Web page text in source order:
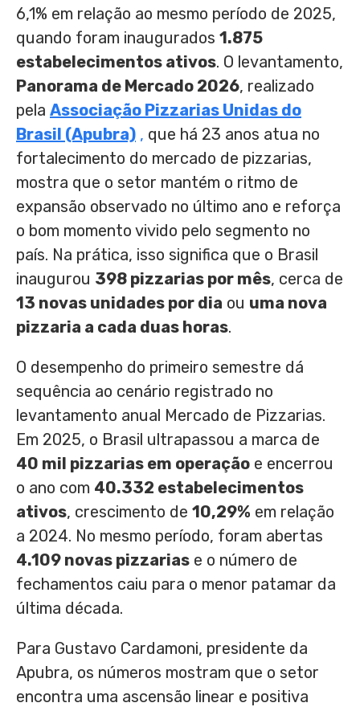
6,1% em relação ao mesmo período de 2025,
quando foram inaugurados 1.875
estabelecimentos ativos. O levantamento,
Panorama de Mercado 2026, realizado
pela Associação Pizzarias Unidas do
Brasil (Apubra) , que há 23 anos atua no
fortalecimento do mercado de pizzarias,
mostra que o setor mantém o ritmo de
expansão observado no último ano e reforça
o bom momento vivido pelo segmento no
país. Na prática, isso significa que o Brasil
inaugurou 398 pizzarias por mês, cerca de
13 novas unidades por dia ou uma nova
pizzaria a cada duas horas.
O desempenho do primeiro semestre dá
sequência ao cenário registrado no
levantamento anual Mercado de Pizzarias.
Em 2025, o Brasil ultrapassou a marca de
40 mil pizzarias em operação e encerrou
o ano com 40.332 estabelecimentos
ativos, crescimento de 10,29% em relação
a 2024. No mesmo período, foram abertas
4.109 novas pizzarias e o número de
fechamentos caiu para o menor patamar da
última década.
Para Gustavo Cardamoni, presidente da
Apubra, os números mostram que o setor
encontra uma ascensão linear e positiva